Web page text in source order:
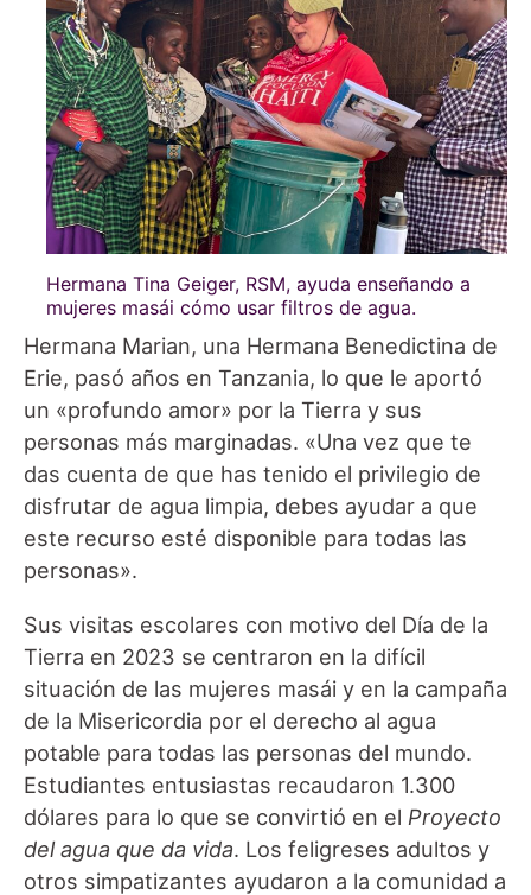
Hermana Tina Geiger, RSM, ayuda enseñando a
mujeres masái cómo usar filtros de agua.
Hermana Marian, una Hermana Benedictina de
Erie, pasó años en Tanzania, lo que le aportó
un «profundo amor» por la Tierra y sus
personas más marginadas. «Una vez que te
das cuenta de que has tenido el privilegio de
disfrutar de agua limpia, debes ayudar a que
este recurso esté disponible para todas las
personas».
Sus visitas escolares con motivo del Día de la
Tierra en 2023 se centraron en la difícil
situación de las mujeres masái y en la campaña
de la Misericordia por el derecho al agua
potable para todas las personas del mundo.
Estudiantes entusiastas recaudaron 1.300
dólares para lo que se convirtió en el Proyecto
del agua que da vida. Los feligreses adultos y
otros simpatizantes ayudaron a la comunidad a